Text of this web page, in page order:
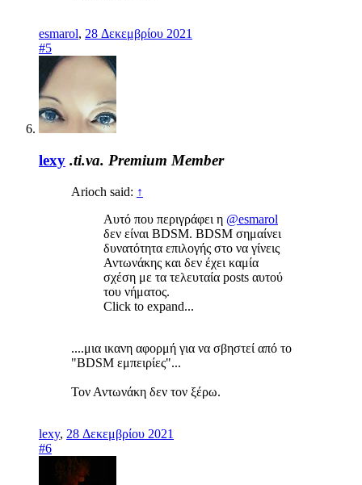
esmarol, 28 Δεκεμβρίου 2021
#5
lexy .ti.va. Premium Member
Arioch said: ↑
Αυτό που περιγράφει η @esmarol
δεν είναι BDSM. BDSM σημαίνει
δυνατότητα επιλογής στο να γίνεις
Αντωνάκης και δεν έχει καμία
σχέση με τα τελευταία posts αυτού
του νήματος.
Click to expand...
....μια ικανη αφορμή για να σβηστεί από το
"BDSM εμπειρίες"...
Τον Αντωνάκη δεν τον ξέρω.
lexy, 28 Δεκεμβρίου 2021
#6